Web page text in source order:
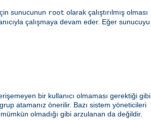
sunucunun root olarak çalıştırılmış olması
çalışmaya devam eder. Eğer sunucuyu
bir kullanıcı olmaması gerektiği gibi,
atamanız önerilir. Bazı sistem yöneticileri
olmadığı gibi arzulanan da değildir.